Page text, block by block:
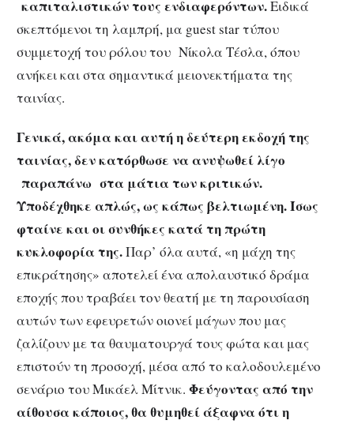
καπιταλιστικών τους ενδιαφερόντων.Ειδικά
σκεπτόμενοι τη λαμπρή, μα guest star τύπου
συμμετοχή του ρόλου του Νίκολα Τέσλα, όπου
ανήκει και στα σημαντικά μειονεκτήματα της
ταινίας.
Γενικά, ακόμα και αυτή η δεύτερη εκδοχή της
ταινίας, δεν κατόρθωσε να ανυψωθεί λίγο
παραπάνω στα μάτια των κριτικών.
Υποδέχθηκε απλώς, ως κάπως βελτιωμένη. Ίσως
φταίνε και οι συνθήκες κατά τη πρώτη
κυκλοφορία της.Παρ’ όλα αυτά, «η μάχη της
επικράτησης» αποτελεί ένα απολαυστικό δράμα
εποχής που τραβάει τον θεατή με τη παρουσίαση
αυτών των εφευρετών οιονεί μάγων που μας
ζαλίζουν με τα θαυματουργά τους φώτα και μας
επιστούν τη προσοχή, μέσα από το καλοδουλεμένο
σενάριο του Μικάελ Μίτνικ. Φεύγοντας από την
αίθουσα κάποιος, θα θυμηθεί άξαφνα ότι η